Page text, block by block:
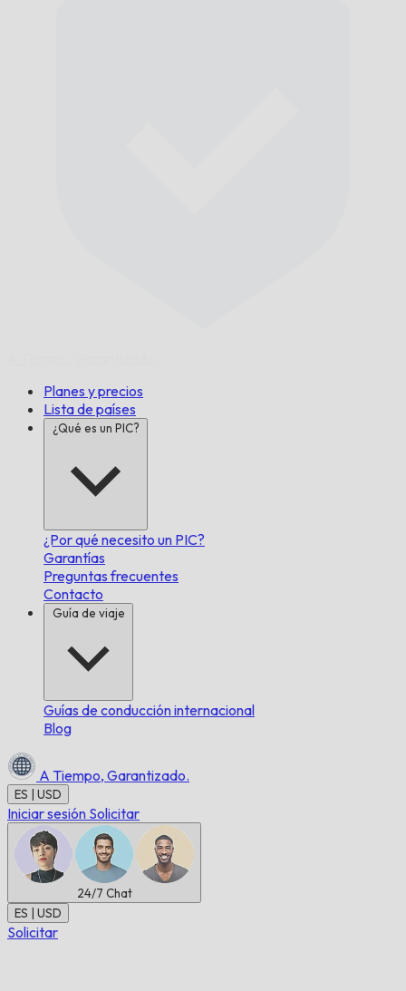
Planes y precios
Lista de países
¿Qué es un PIC?
¿Por qué necesito un PIC?
Garantías
Preguntas frecuentes
Contacto
Guía de viaje
Guías de conducción internacional
Blog
A Tiempo, Garantizado.
ES | USD
Iniciar sesión Solicitar
24/7 Chat
ES | USD
Solicitar